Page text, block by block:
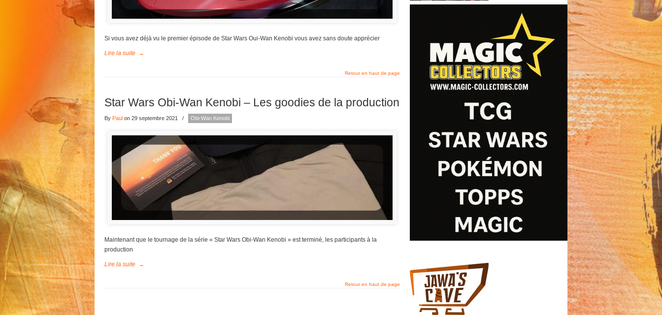
Si vous avez déjà vu le premier épisode de Star Wars Oui-Wan Kenobi vous avez sans doute apprécier
Lire la suite →
Retour en haut de page
Star Wars Obi-Wan Kenobi – Les goodies de la production
By Paul on 29 septembre 2021 / Obi-Wan Kenobi
Maintenant que le tournage de la série « Star Wars Obi-Wan Kenobi » est terminé, les participants à la
production
Lire la suite →
Retour en haut de page